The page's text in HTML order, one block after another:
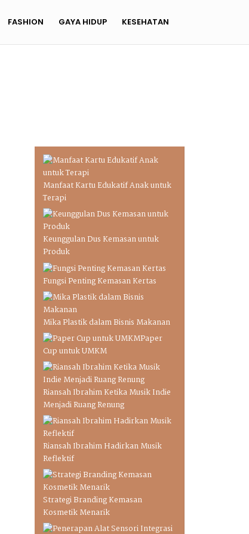
FASHION GAYA HIDUP KESEHATAN
Manfaat Kartu Edukatif Anak untuk
Terapi
Keunggulan Dus Kemasan untuk
Produk
Fungsi Penting Kemasan Kertas
Mika Plastik dalam Bisnis Makanan
Paper
Cup untuk UMKM
Riansah Ibrahim Ketika Musik Indie
Menjadi Ruang Renung
Riansah Ibrahim Hadirkan Musik
Reflektif
Strategi Branding Kemasan
Kosmetik Menarik